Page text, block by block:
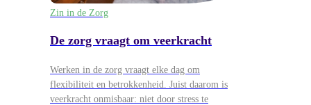
Zin in de Zorg
De zorg vraagt om veerkracht
Werken in de zorg vraagt elke dag om
flexibiliteit en betrokkenheid. Juist daarom is
veerkracht onmisbaar: niet door stress te